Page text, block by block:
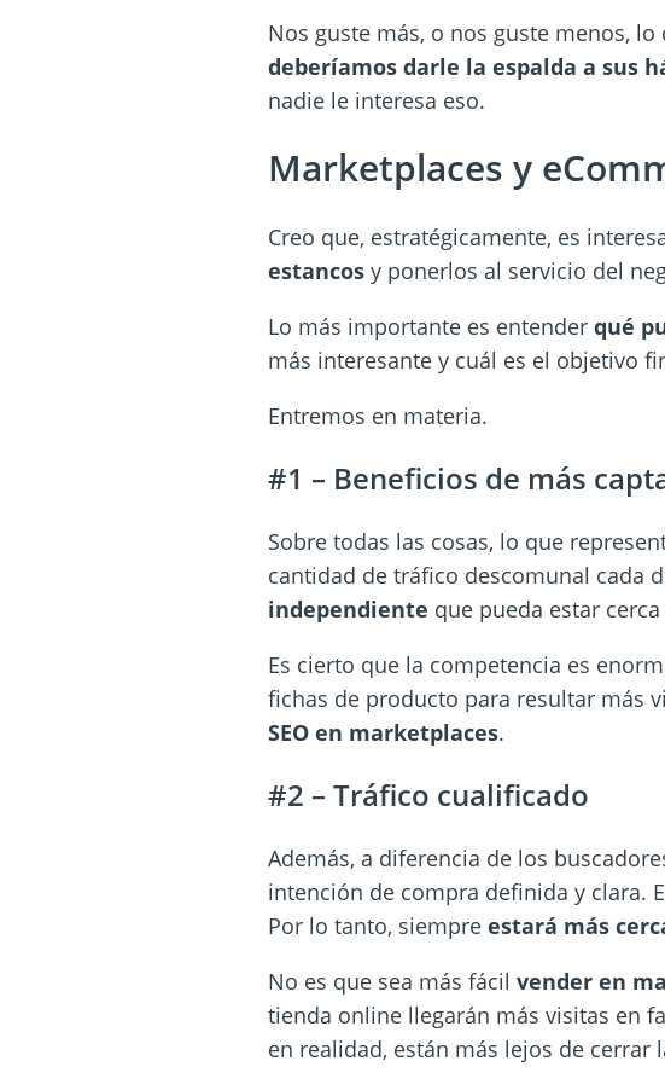
Nos guste más, o nos guste menos,
deberíamos darle la espalda a sus
nadie le interesa eso.
Marketplaces y
Creo que, estratégicamente, es
estancos y ponerlos al servicio del
Lo más importante es entender qué
más interesante y cuál es el objetivo
Entremos en materia.
#1 – Beneficios de más
Sobre todas las cosas, lo que
cantidad de tráfico descomunal cada
independiente que pueda estar
Es cierto que la competencia es
fichas de producto para resultar más
SEO en marketplaces.
#2 – Tráfico cualificado
Además, a diferencia de los
intención de compra definida y clara.
Por lo tanto, siempre estará más
No es que sea más fácil vender en
tienda online llegarán más visitas en
en realidad, están más lejos de cerrar